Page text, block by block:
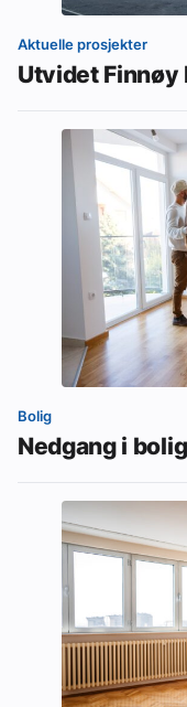
Aktuelle prosjekter
Utvidet
Bolig
Nedgang i